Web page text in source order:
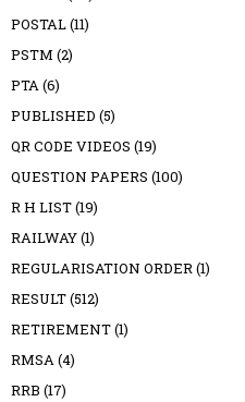
POSTAL(11)
PSTM (2)
PTA(6)
PUBLISHED (5)
QR CODE VIDEOS (19)
QUESTION PAPERS (100)
R H LIST(19)
RAILWAY(1)
REGULARISATION ORDER(1)
RESULT(512)
RETIREMENT(1)
RMSA(4)
RRB (17)